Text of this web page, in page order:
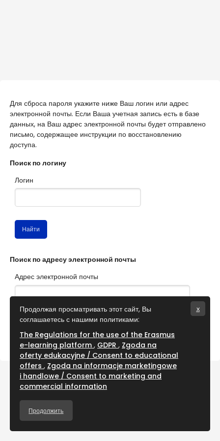
Продолжая просматривать этот сайт, Вы
соглашаетесь с нашими политиками:
The Regulations for the use of the Erasmus
e-learning platform GDPR
Zgoda na
oferty edukacyjne / Consent to educational
offers
Zgoda na informacje marketingowe
i handlowe / Consent to marketing and
commercial information
Продолжить
x
Для сброса пароля укажите ниже Ваш логин или адрес
электронной почты. Если Ваша учетная запись есть в базе
данных, на Ваш адрес электронной почты будет отправлено
письмо, содержащее инструкции по восстановлению
доступа.
Поиск по логину
Логин
Поиск по адресу электронной почты
Адрес электронной почты